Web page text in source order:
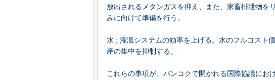
放出されるメタンガスを抑え、また、家畜排泄物を
みに向けて準備を行う。
水 ; 灌漑システムの効率を上げる。水のフルコスト
産の集中を抑制する。
これらの事項が、バンコクで開かれる国際協議にお